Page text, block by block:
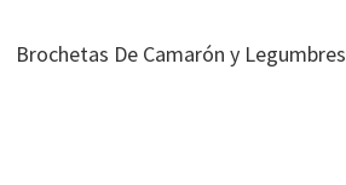
Brochetas De Camarón y Legumbres